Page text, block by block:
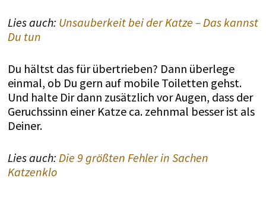
Lies auch: Unsauberkeit bei der Katze – Das kannst
Du tun
Du hältst das für übertrieben? Dann überlege
einmal, ob Du gern auf mobile Toiletten gehst.
Und halte Dir dann zusätzlich vor Augen, dass der
Geruchssinn einer Katze ca. zehnmal besser ist als
Deiner.
Lies auch: Die 9 größten Fehler in Sachen
Katzenklo